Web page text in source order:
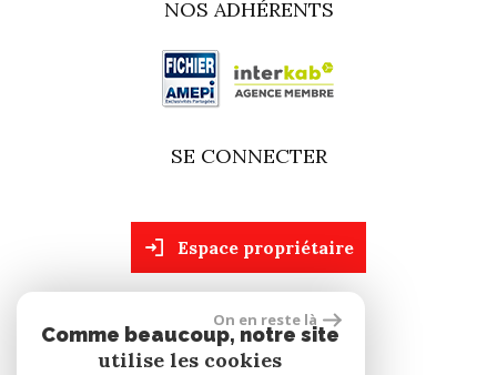
NOS ADHÉRENTS
SE CONNECTER
espace propriétaire
site réalisé par
On en reste là
Comme beaucoup, notre site
utilise les cookies